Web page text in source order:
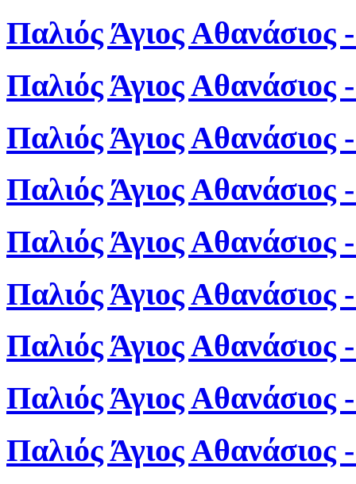
Παλιός Άγιος Αθανάσιος
Παλιός Άγιος Αθανάσιος
Παλιός Άγιος Αθανάσιος
Παλιός Άγιος Αθανάσιος
Παλιός Άγιος Αθανάσιος
Παλιός Άγιος Αθανάσιος
Παλιός Άγιος Αθανάσιος
Παλιός Άγιος
Παλιός Άγιος